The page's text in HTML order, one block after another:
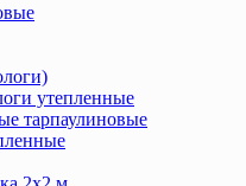
утепленные
тарпаулиновые